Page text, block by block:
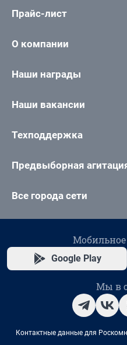
Прайс-лист
О компании
Наши награды
Наши вакансии
Техподдержка
Предвыборная
Все города сети
Google Play
Мы в
Контактные данные для